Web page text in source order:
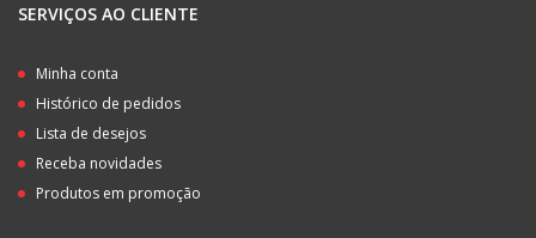
SERVIÇOS AO CLIENTE
Minha conta
Histórico de pedidos
Lista de desejos
Receba novidades
Produtos em promoção